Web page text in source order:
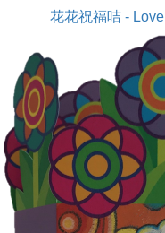
花花祝福咭 - Love